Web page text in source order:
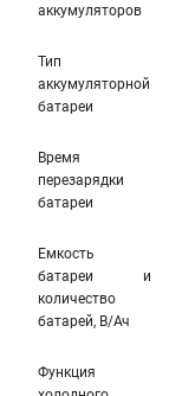
аккумуляторов
Тип
аккумуляторной
батареи
Время
перезарядки
батареи
Емкость
батареи и
количество
батарей, В/Ач
Функция